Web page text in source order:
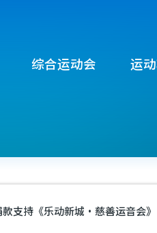
综合运动会 运
支持《乐动新城‧慈善运音会》